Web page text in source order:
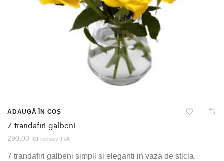
ADAUGĂ ÎN COȘ
7 trandafiri galbeni
290,00 lei inclusiv TVA
7 trandafiri galbeni simpli si eleganti in vaza de sticla.